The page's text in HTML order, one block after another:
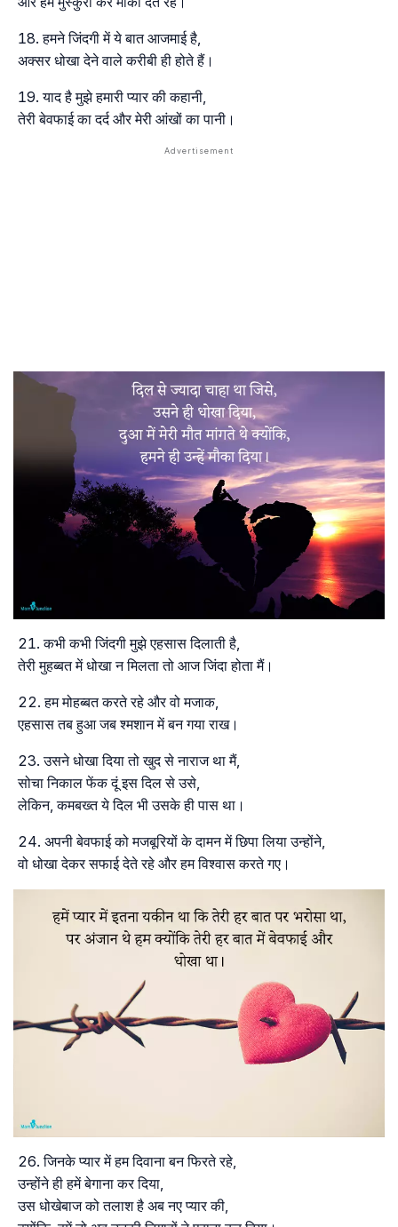
हमने जिंदगी में ये बात आजमाई है,
अक्सर धोखा देने वाले करीबी ही होते हैं।
याद है मुझे हमारी प्यार की कहानी,
तेरी बेवफाई का दर्द और मेरी आंखों का पानी।
कभी कभी जिंदगी मुझे एहसास दिलाती है,
तेरी मुहब्बत में धोखा न मिलता तो आज जिंदा होता मैं।
हम मोहब्बत करते रहे और वो मजाक,
एहसास तब हुआ जब श्मशान में बन गया राख।
उसने धोखा दिया तो खुद से नाराज था मैं,
सोचा निकाल फेंक दूं इस दिल से उसे,
लेकिन, कमबख्त ये दिल भी उसके ही पास था।
अपनी बेवफाई को मजबूरियों के दामन में छिपा लिया उन्होंने,
वो धोखा देकर सफाई देते रहे और हम विश्वास करते गए।
जिनके प्यार में हम दिवाना बन फिरते रहे,
उन्होंने ही हमें बेगाना कर दिया,
उस धोखेबाज को तलाश है अब नए प्यार की,